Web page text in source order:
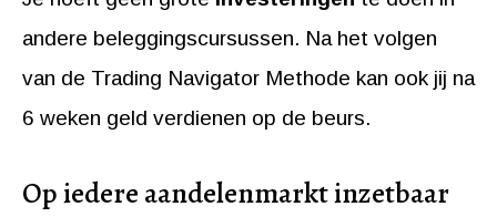
andere beleggingscursussen. Na het volgen
van de Trading Navigator Methode kan ook jij na
6 weken geld verdienen op de beurs.
Op iedere aandelenmarkt inzetbaar